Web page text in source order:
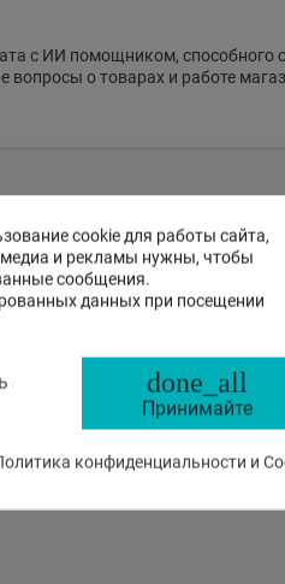
cookie для работы сайта,
и рекламы нужны, чтобы
сообщения.
данных при посещении
done_all
Принимайте
конфиденциальности и
с ИИ помощником, способного
вопросы о товарах и работе